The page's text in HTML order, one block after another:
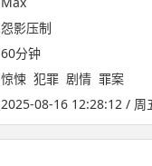
怨影压制
60分钟
惊悚 犯罪 剧情 罪案
2025-08-16 12:28:12 / 周